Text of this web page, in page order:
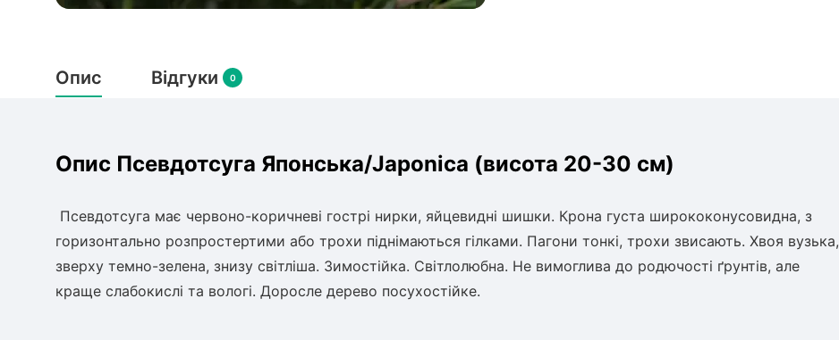
Опис Відгуки 0
Опис Псевдотсуга Японська/Japonica (висота 20-30 см)
Псевдотсуга має червоно-коричневі гострі нирки, яйцевидні шишки. Крона густа ширококонусовидна, з
горизонтально розпростертими або трохи піднімаються гілками. Пагони тонкі, трохи звисають. Хвоя вузька,
зверху темно-зелена, знизу світліша. Зимостійка. Світлолюбна. Не вимоглива до родючості ґрунтів, але
краще слабокислі та вологі. Доросле дерево посухостійке.